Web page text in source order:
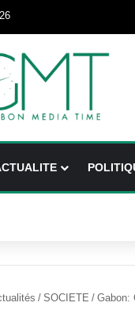
/ SOCIETE / Gabon: